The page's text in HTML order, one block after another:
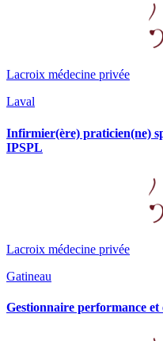
Lacroix médecine privée
Laval
Infirmier(ère) praticien(ne)
IPSPL
Lacroix médecine privée
Gatineau
Gestionnaire performance et